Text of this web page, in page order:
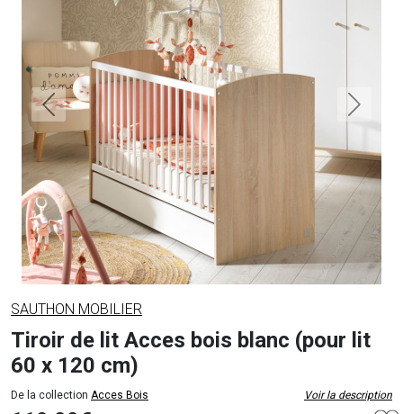
SAUTHON MOBILIER
Tiroir de lit Acces bois blanc (pour lit
60 x 120 cm)
De la collection Acces Bois Voir la description